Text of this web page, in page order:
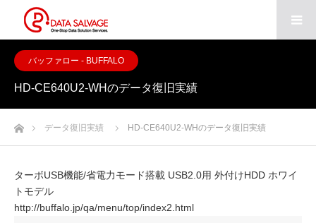
バッファロー - BUFFALO
HD-CE640U2-WHのデータ復旧実績
ホームデータ復旧実績 HD-CE640U2-WHのデータ復旧実績
ターボUSB機能/省電力モード搭載 USB2.0用 外付けHDD ホワイ
トモデル
http://buffalo.jp/qa/menu/top/index2.html